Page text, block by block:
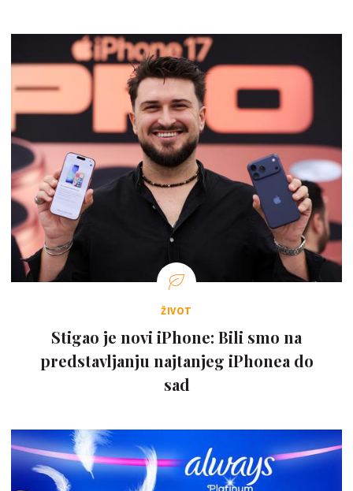
ŽIVOT
Stigao je novi iPhone: Bili smo na
predstavljanju najtanjeg iPhonea do
sad